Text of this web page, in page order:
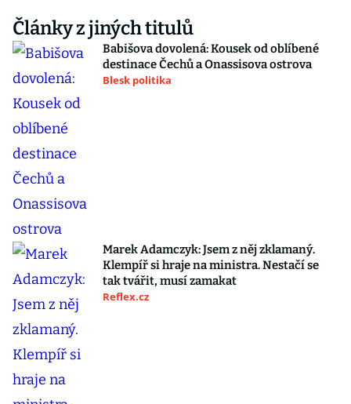
Články z jiných titulů
Babišova dovolená: Kousek od oblíbené
destinace Čechů a Onassisova ostrova
Blesk politika
Marek Adamczyk: Jsem z něj zklamaný.
Klempíř si hraje na ministra. Nestačí se
tak tvářit, musí zamakat
Reflex.cz